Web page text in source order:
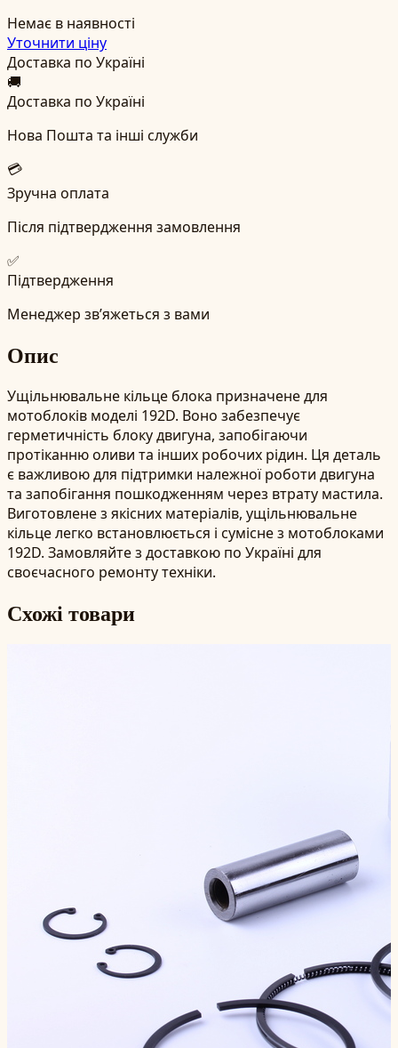
Немає в наявності
Уточнити ціну
Доставка по Україні
🚚
Доставка по Україні
Нова Пошта та інші служби
💳
Зручна оплата
Після підтвердження замовлення
✅
Підтвердження
Менеджер зв’яжеться з вами
Опис
Ущільнювальне кільце блока призначене для
мотоблоків моделі 192D. Воно забезпечує
герметичність блоку двигуна, запобігаючи
протіканню оливи та інших робочих рідин. Ця деталь
є важливою для підтримки належної роботи двигуна
та запобігання пошкодженням через втрату мастила.
Виготовлене з якісних матеріалів, ущільнювальне
кільце легко встановлюється і сумісне з мотоблоками
192D. Замовляйте з доставкою по Україні для
своєчасного ремонту техніки.
Схожі товари